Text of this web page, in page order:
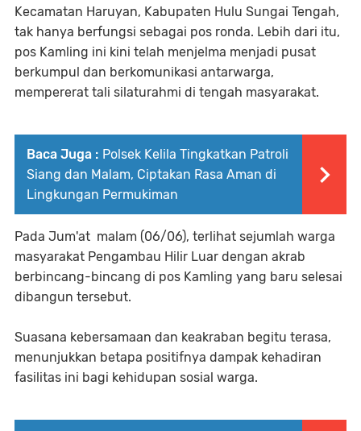
Kecamatan Haruyan, Kabupaten Hulu Sungai Tengah,
tak hanya berfungsi sebagai pos ronda. Lebih dari itu,
pos Kamling ini kini telah menjelma menjadi pusat
berkumpul dan berkomunikasi antarwarga,
mempererat tali silaturahmi di tengah masyarakat.
Baca Juga : Polsek Kelila Tingkatkan Patroli
Siang dan Malam, Ciptakan Rasa Aman di
Lingkungan Permukiman
Pada Jum'at malam (06/06), terlihat sejumlah warga
masyarakat Pengambau Hilir Luar dengan akrab
berbincang-bincang di pos Kamling yang baru selesai
dibangun tersebut.
Suasana kebersamaan dan keakraban begitu terasa,
menunjukkan betapa positifnya dampak kehadiran
fasilitas ini bagi kehidupan sosial warga.